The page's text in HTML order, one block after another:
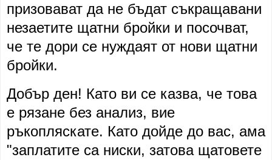
призовават да не бъдат съкращавани
незаетите щатни бройки и посочват,
че те дори се нуждаят от нови щатни
бройки.
Добър ден! Като ви се казва, че това
е рязане без анализ, вие
ръкопляскате. Като дойде до вас, ама
"заплатите са ниски, затова щатовете